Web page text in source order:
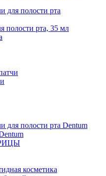
для полости рта
полости рта, 35 мл
для полости рта Dentum
косметика